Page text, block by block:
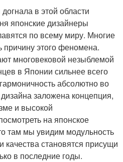
в этой области
японские дизайнеры
по всему миру. Многие
причину этого феномена.
многовековой незыблемой
в Японии сильнее всего
абсолютно во
заложена концепция,
и высокой
на японское
там мы увидим модульность
качества становятся присущи
в последние годы.